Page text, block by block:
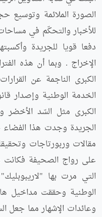
الصورة الملائمة وتوسيع
للأخبار والتحكّم في
دفعا قويا للجريدة
الإخراج . وبما أن هذه
الكبرى الناجمة عن
الخدمة الوطنية وإصدار
الكبرى مثل السّد الأخضر
الجريدة وجدت هذا
مقالات وربورتاجات
على رواج الصحيفة فكانت
التي مرت بها
الوطنية وحققت مداخيل
وعائدات الإشهار مما جعل